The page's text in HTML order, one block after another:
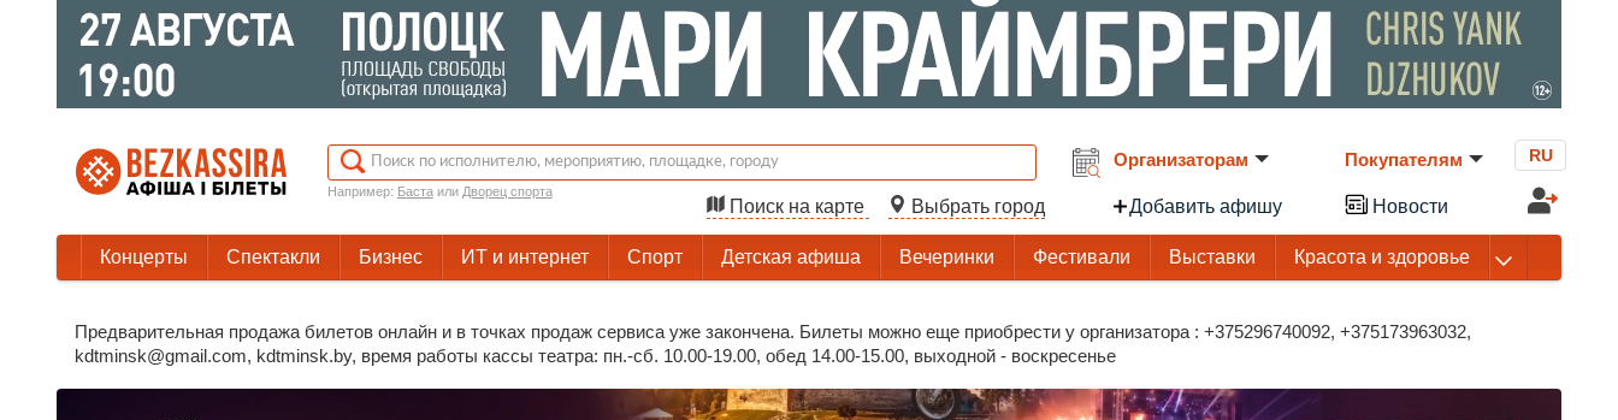
Например: Бастаили Дворец спорта
Поиск на карте Выбрать город
Организаторам
Добавить афишу
Покупателям
Новости
RU
Концерты Спектакли Бизнес ИТ и интернет Спорт Детская афиша Вечеринки Фестивали Выставки Красота и здоровье
Предварительная продажа билетов онлайн и в точках продаж сервиса уже закончена. Билеты можно еще приобрести у организатора : +375296740092, +375173963032,
kdtminsk@gmail.com, kdtminsk.by, время работы кассы театра: пн.-сб. 10.00-19.00, обед 14.00-15.00, выходной - воскресенье